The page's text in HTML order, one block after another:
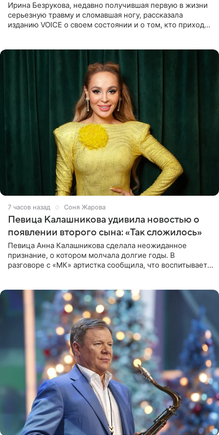
Ирина Безрукова, недавно получившая первую в жизни
серьезную травму и сломавшая ногу, рассказала
изданию VOICE о своем состоянии и о том, кто приходит
7 часов назад Соня Жарова
Певица Калашникова удивила новостью о
появлении второго сына: «Так сложилось»
Певица Анна Калашникова сделала неожиданное
признание, о котором молчала долгие годы. В
разговоре с «МК» артистка сообщила, что воспитывает